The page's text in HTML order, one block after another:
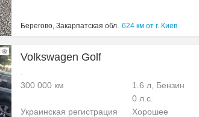
Берегово, Закарпатская обл. 624 км от г. Киев
Volkswagen Golf
.
300 000 км 1.6 л, Бензин
0 л.с.
Украинская регистрация
Хорошее